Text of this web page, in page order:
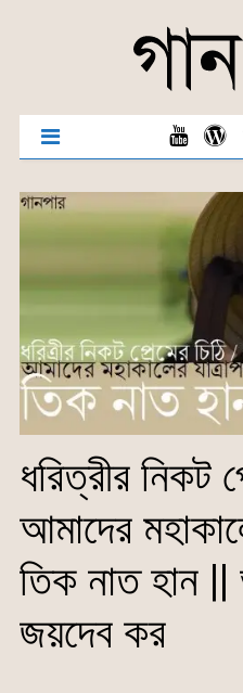
ধরিত্রীর নিকট
আমাদের
তিক নাত হান ||
জয়দেব কর